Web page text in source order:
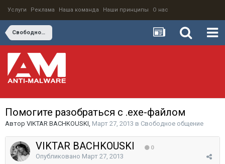
Услуги Реклама Наша команда Наши принципы О нас
Свободное общение
Помогите разобраться с .exe-файлом
Автор VIKTAR BACHKOUSKI, Март 27, 2013 в Свободное общение
VIKTAR BACHKOUSKI 0
Опубликовано Март 27, 2013